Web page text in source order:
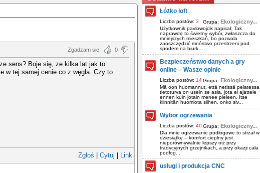
Zgadzam sie: 0
sens? Boje się, ze kilka lat jak to
w tej samej cenie co z węgla. Czy to
Zgłoś Cytuj Link
Łóżko loft
Liczba postów: 3 Grupa: Ekologiczny...
Użytkownik pavlowojcik napisał: Tak
naprawdę to świetny wybór, zwłaszcza do
mniejszych mieszkań, bo pozwala
zaoszczędzić mnóstwo przestrzeni pod
spodem na biurk...
Bezpieczeństwo danych a gry
online – Wasze opinie
Liczba postów: 14Grupa: Ekologiczny...
Mä oon huomannut, että netissä pelatessa
tietoturva on usein se asia, jota ei ajattele
ennen kuin jotain menee pieleen. Itse
kiinnitän huomiota siihen, onko siv...
Wybor ogrzewania
Liczba postów: 40Grupa: Ekologiczny...
Dla mnie ogrzewanie podłogowe to strzał w
dziesiątkę – komfort cieplny jest
nieporównywalnie lepszy niż przy
tradycyjnych grzejnikach, a przy okazji cała
podłog...
usługi i produkcja CNC